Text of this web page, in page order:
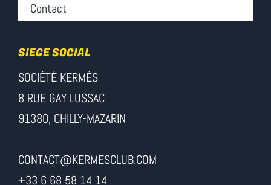
Contact
SIEGE SOCIAL
SOCIÉTÉ KERMÈS
8 RUE GAY LUSSAC
91380, CHILLY-MAZARIN
CONTACT@KERMESCLUB.COM
+33 6 68 58 14 14